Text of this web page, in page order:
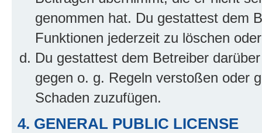
genommen hat. Du gestattest dem
Funktionen jederzeit zu löschen
Du gestattest dem Betreiber
gegen o. g. Regeln verstoßen oder
Schaden zuzufügen.
4. GENERAL PUBLIC LICENSE